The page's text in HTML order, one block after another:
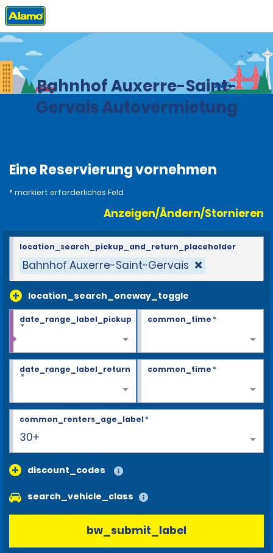
Privat Stationen
Bahnhof Auxerre-Saint-
Gervais Autovermietung
Eine Reservierung vornehmen
* markiert erforderliches Feld
Anzeigen/Ändern/Stornieren
Bahnhof Auxerre-Saint-Gervais
location_search_oneway_toggle
location_search_pickup_and_return_placeholder
date_range_label_pickup
*
common_time*
date_range_label_return
*
common_time*
30+
common_renters_age_label*
discount_codes
search_vehicle_class
bw_submit_label